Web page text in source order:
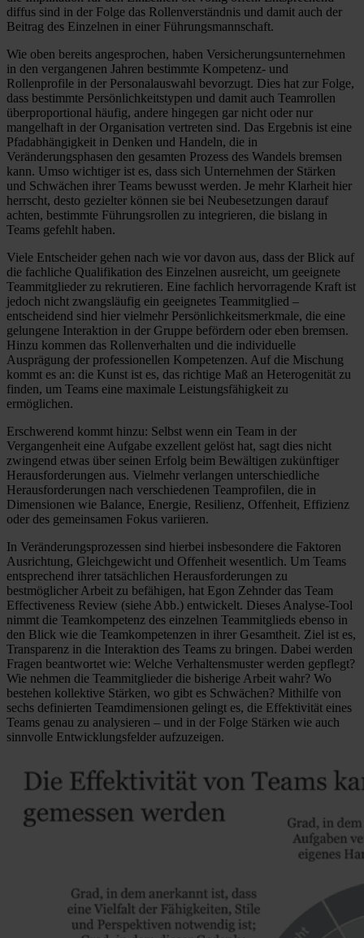
diffus sind in der Folge das Rollenverständnis und damit auch der
Beitrag des Einzelnen in einer Führungsmannschaft.
Wie oben bereits angesprochen, haben Versicherungsunternehmen
in den vergangenen Jahren bestimmte Kompetenz- und
Rollenprofile in der Personalauswahl bevorzugt. Dies hat zur Folge,
dass bestimmte Persönlichkeitstypen und damit auch Teamrollen
überproportional häufig, andere hingegen gar nicht oder nur
mangelhaft in der Organisation vertreten sind. Das Ergebnis ist eine
Pfadabhängigkeit in Denken und Handeln, die in
Veränderungsphasen den gesamten Prozess des Wandels bremsen
kann. Umso wichtiger ist es, dass sich Unternehmen der Stärken
und Schwächen ihrer Teams bewusst werden. Je mehr Klarheit hier
herrscht, desto gezielter können sie bei Neubesetzungen darauf
achten, bestimmte Führungsrollen zu integrieren, die bislang in
Teams gefehlt haben.
Viele Entscheider gehen nach wie vor davon aus, dass der Blick auf
die fachliche Qualifikation des Einzelnen ausreicht, um geeignete
Teammitglieder zu rekrutieren. Eine fachlich hervorragende Kraft ist
jedoch nicht zwangsläufig ein geeignetes Teammitglied –
entscheidend sind hier vielmehr Persönlichkeitsmerkmale, die eine
gelungene Interaktion in der Gruppe befördern oder eben bremsen.
Hinzu kommen das Rollenverhalten und die individuelle
Ausprägung der professionellen Kompetenzen. Auf die Mischung
kommt es an: die Kunst ist es, das richtige Maß an Heterogenität zu
finden, um Teams eine maximale Leistungsfähigkeit zu
ermöglichen.
Erschwerend kommt hinzu: Selbst wenn ein Team in der
Vergangenheit eine Aufgabe exzellent gelöst hat, sagt dies nicht
zwingend etwas über seinen Erfolg beim Bewältigen zukünftiger
Herausforderungen aus. Vielmehr verlangen unterschiedliche
Herausforderungen nach verschiedenen Teamprofilen, die in
Dimensionen wie Balance, Energie, Resilienz, Offenheit, Effizienz
oder des gemeinsamen Fokus variieren.
In Veränderungsprozessen sind hierbei insbesondere die Faktoren
Ausrichtung, Gleichgewicht und Offenheit wesentlich. Um Teams
entsprechend ihrer tatsächlichen Herausforderungen zu
bestmöglicher Arbeit zu befähigen, hat Egon Zehnder das Team
Effectiveness Review (siehe Abb.) entwickelt. Dieses Analyse-Tool
nimmt die Teamkompetenz des einzelnen Teammitglieds ebenso in
den Blick wie die Teamkompetenzen in ihrer Gesamtheit. Ziel ist es,
Transparenz in die Interaktion des Teams zu bringen. Dabei werden
Fragen beantwortet wie: Welche Verhaltensmuster werden gepflegt?
Wie nehmen die Teammitglieder die bisherige Arbeit wahr? Wo
bestehen kollektive Stärken, wo gibt es Schwächen? Mithilfe von
sechs definierten Teamdimensionen gelingt es, die Effektivität eines
Teams genau zu analysieren – und in der Folge Stärken wie auch
sinnvolle Entwicklungsfelder aufzuzeigen.